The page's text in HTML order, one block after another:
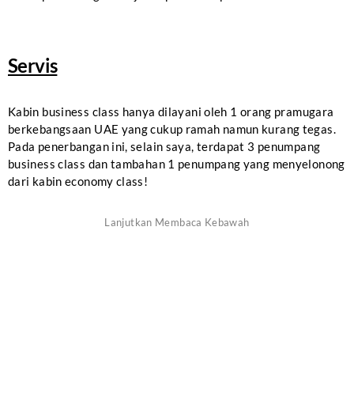
Servis
Kabin business class hanya dilayani oleh 1 orang pramugara
berkebangsaan UAE yang cukup ramah namun kurang tegas.
Pada penerbangan ini, selain saya, terdapat 3 penumpang
business class dan tambahan 1 penumpang yang menyelonong
dari kabin economy class!